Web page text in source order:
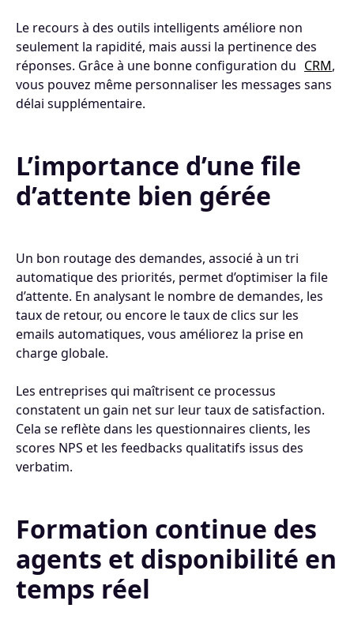
Le recours à des outils intelligents améliore non
seulement la rapidité, mais aussi la pertinence des
réponses. Grâce à une bonne configuration du CRM,
vous pouvez même personnaliser les messages sans
délai supplémentaire.
L’importance d’une file
d’attente bien gérée
Un bon routage des demandes, associé à un tri
automatique des priorités, permet d’optimiser la file
d’attente. En analysant le nombre de demandes, les
taux de retour, ou encore le taux de clics sur les
emails automatiques, vous améliorez la prise en
charge globale.
Les entreprises qui maîtrisent ce processus
constatent un gain net sur leur taux de satisfaction.
Cela se reflète dans les questionnaires clients, les
scores NPS et les feedbacks qualitatifs issus des
verbatim.
Formation continue des
agents et disponibilité en
temps réel